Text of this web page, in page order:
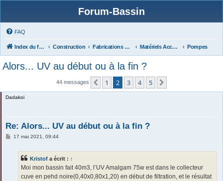
Forum-Bassin
FAQ
Index du forum Construction Fabrications Équipements (filtres, matériels, protections...), Matériels Accessoires (DAN, Pompes, UV, Bac de quarantaine...) Pompes
Alors... UV au début ou à la fin ?
44 messages Précédente
1 2 3 4 5
Dadakoi
Re: Alors... UV au début ou à la fin ?
M17 mai 2021, 09:44
Kristof a écrit : ↑
Moi mon bassin fait 40m3, l’UV Amalgam 75w est dans le collecteur
cuve en pehd noire(0,40x0,80x1,20) en début de filtration, et le résultat